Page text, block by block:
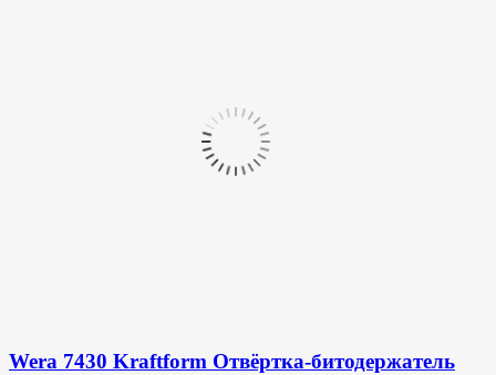
Wera 7430 Kraftform Отвёртка-битодержатель